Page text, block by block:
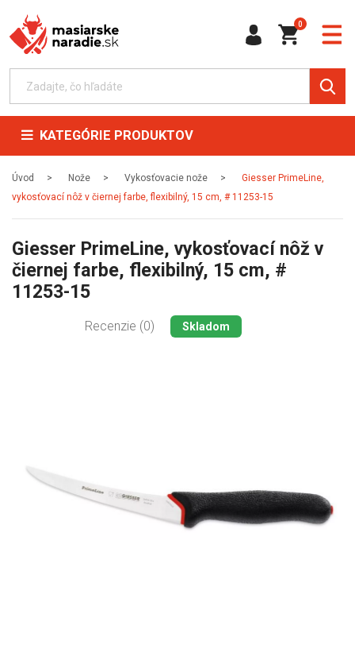
0
KATEGÓRIE PRODUKTOV
Úvod Nože Vykosťovacie nože
Giesser PrimeLine,
vykosťovací nôž v čiernej farbe, flexibilný, 15 cm, # 11253-15
Giesser PrimeLine, vykosťovací nôž v
čiernej farbe, flexibilný, 15 cm, #
11253-15
Recenzie (0) Skladom